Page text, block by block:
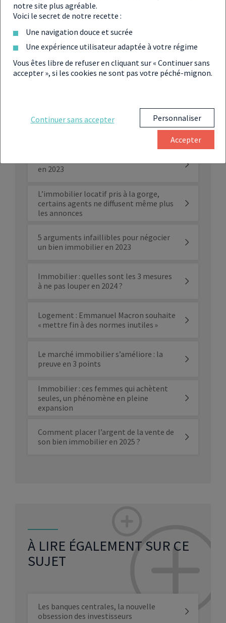
Immobilier : la France n’est plus un pays
de propriétaires ?
Les Français n’acceptent pas le retour à
la normale du marché immobilier
Pénurie de logements à louer : quelles
sont les villes les plus touchées ?
en 2023
L’immobilier locatif pris à la gorge,
certains agents ne diffusent même plus
les annonces
5 arguments infaillibles pour négocier
un bien immobilier en 2023
Immobilier : quelles sont les 3 mesures
à ne pas louper en 2024 ?
Logement : Emmanuel Macron souhaite
« mettre fin à des normes inutiles »
Le marché immobilier s’améliore : la
preuve en 3 points
Immobilier : ces femmes qui achètent
seules, un phénomène en pleine
expansion
Comment placer l’argent de la vente de
son bien immobilier en 2025 ?
À LIRE ÉGALEMENT SUR CE
SUJET
Les banques centrales, la nouvelle
obsession des investisseurs
notre site plus agréable.
Voici le secret de notre recette :
Une navigation douce et sucrée
Une expérience utilisateur adaptée à votre régime
Vous êtes libre de refuser en cliquant sur « Continuer sans
accepter », si les cookies ne sont pas votre péché-mignon.
Continuer sans accepter Personnaliser
Accepter